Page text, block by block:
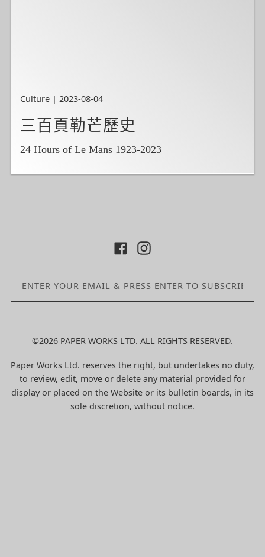
Culture | 2023-08-04
三百頁勒芒歷史
24 Hours of Le Mans 1923-2023
©2026 PAPER WORKS LTD. ALL RIGHTS RESERVED.
Paper Works Ltd. reserves the right, but undertakes no duty,
to review, edit, move or delete any material provided for
display or placed on the Website or its bulletin boards, in its
sole discretion, without notice.